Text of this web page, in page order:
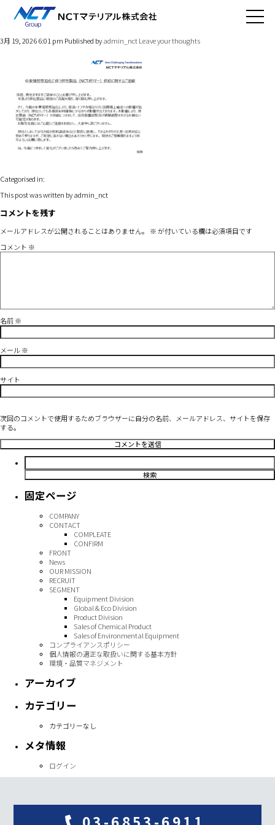
NCTポリマー供給
3月 19, 2026 6:01 pm Published byadmin_nctLeave your thoughts
Categorised in:
This post was written by admin_nct
コメントを残す
メールアドレスが公開されることはありません。 ※が付いている欄は必須項目です
コメント ※
名前※
メール※
サイト
次回のコメントで使用するためブラウザーに自分の名前、メールアドレス、サイトを保存
する。
検
索:
固定ページ
COMPANY
CONTACT
COMPLEATE
CONFIRM
FRONT
News
OUR MISSION
RECRUIT
SEGMENT
Equipment Division
Global & Eco Division
Product Division
Sales of Chemical Product
Sales of Environmental Equipment
コンプライアンスポリシー
個人情報の適正な取扱いに関する基本方針
環境・品質マネジメント
アーカイブ
カテゴリー
カテゴリーなし
メタ情報
ログイン